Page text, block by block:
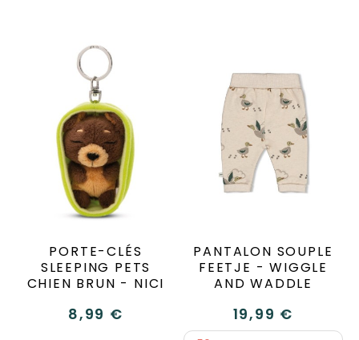
PORTE-CLÉS
SLEEPING PETS
CHIEN BRUN - NICI
8,99 €
PANTALON SOUPLE
FEETJE - WIGGLE
AND WADDLE
19,99 €